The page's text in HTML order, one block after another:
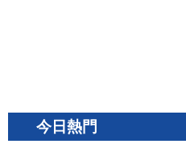
今日熱門